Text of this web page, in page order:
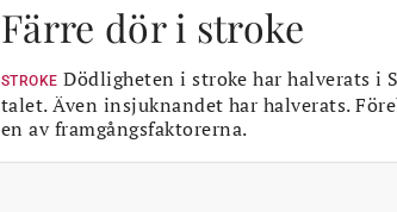
Färre dör i stroke
STROKE Dödligheten i stroke har halverats i
talet. Även insjuknandet har halverats.
en av framgångsfaktorerna.